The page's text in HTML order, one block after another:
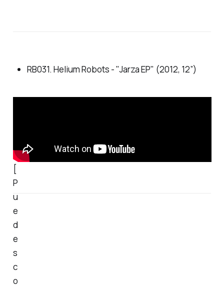
RB031. Helium Robots - "Jarza EP" (2012, 12”)
[
P
u
e
d
e
s
c
o